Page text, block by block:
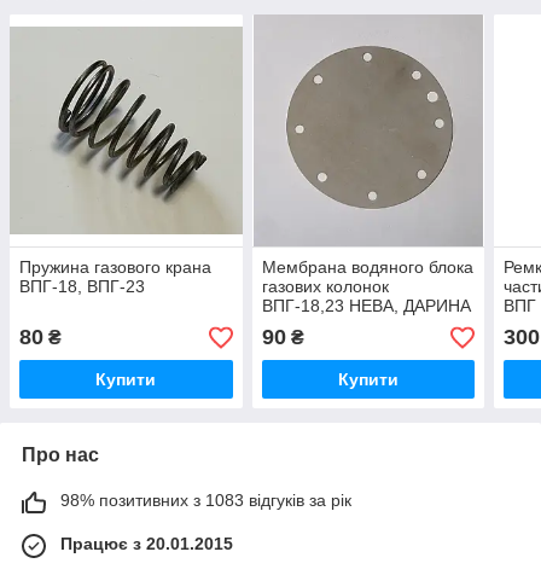
Пружина газового крана
ВПГ-18, ВПГ-23
80 ₴
Купити
Мембрана водяного блока
газових колонок
ВПГ-18,23 НЕВА, ДАРИНА
(діаметр 90 мм)
90₴
Купити
ВПГ
300
Про нас
98% позитивних з 1083 відгуків за рік
Працює з 20.01.2015